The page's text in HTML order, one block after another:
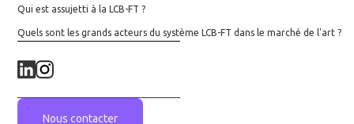
Qui est assujetti à la LCB-FT ?
Quels sont les grands acteurs du système LCB-FT dans le marché de l'art ?
Nous contacter